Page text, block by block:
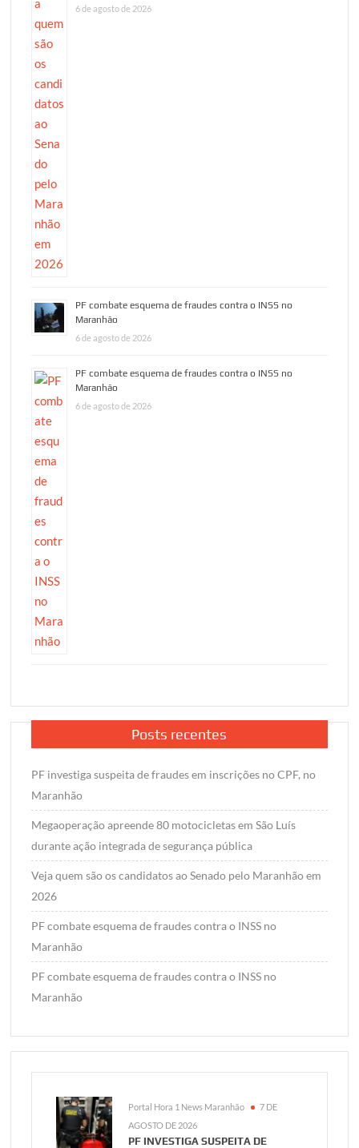
6 de agosto de 2026
PF combate esquema de fraudes contra o INSS no
Maranhão
6 de agosto de 2026
PF combate esquema de fraudes contra o INSS no
Maranhão
6 de agosto de 2026
Posts recentes
PF investiga suspeita de fraudes em inscrições no CPF, no
Maranhão
Megaoperação apreende 80 motocicletas em São Luís
durante ação integrada de segurança pública
Veja quem são os candidatos ao Senado pelo Maranhão em
2026
PF combate esquema de fraudes contra o INSS no
Maranhão
PF combate esquema de fraudes contra o INSS no
Maranhão
Portal Hora 1 News Maranhão
7 DE
AGOSTO DE 2026
PF INVESTIGA SUSPEITA DE